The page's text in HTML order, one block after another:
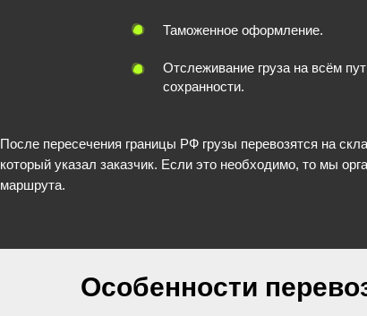
После пересечения границы РФ грузы перевозятся на
который указал заказчик. Если это необходимо, то мы
маршрута.
Отслеживание груза на всём
сохранности.
Таможенное оформление.
Особенности